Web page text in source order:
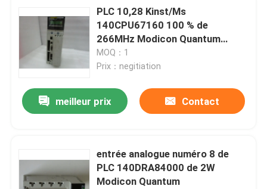
PLC 10,28 Kinst/Ms
140CPU67160 100 % de
266MHz Modicon Quantum
booléen
MOQ：1
Prix：negitiation
meilleur prix Contact
entrée analogue numéro 8 de
PLC 140DRA84000 de 2W
Modicon Quantum